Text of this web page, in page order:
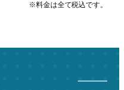
※料金は全て税込です。